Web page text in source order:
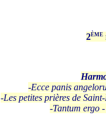
2ème
-Ecce panis
-Les petites prières de
-Tantum ergo-